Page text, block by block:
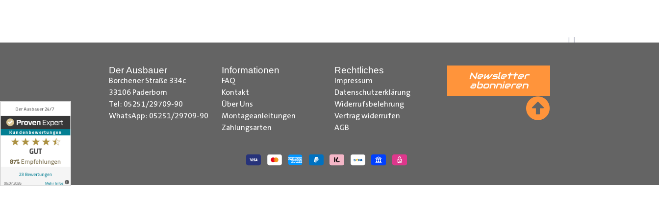
__________________________________________________________________________________
Der Ausbauer
Borchener Straße 334c
33106 Paderborn
Tel: 05251/29709-90
WhatsApp: 05251/29709-90
Informationen
FAQ
Kontakt
Über Uns
Montageanleitungen
Zahlungsarten
Rechtliches
Impressum
Datenschutzerklärung
Widerrufsbelehrung
Vertrag widerrufen
AGB
Newsletter
abonnieren